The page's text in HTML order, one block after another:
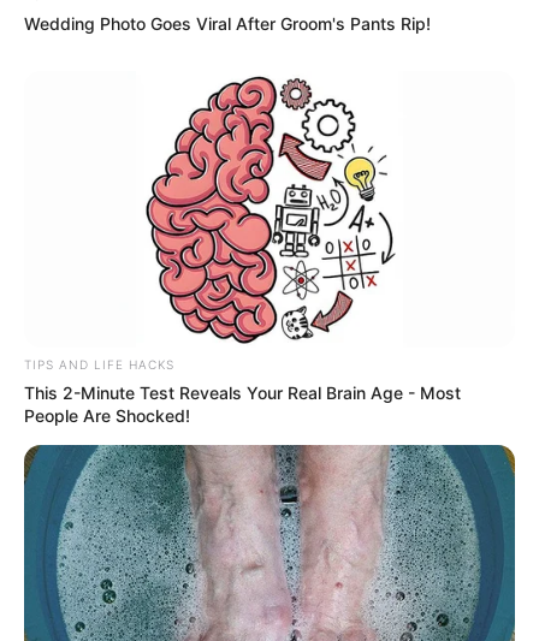
va le faire ? Mais quand on a la volonté dans la
Après, on peut changer cinquante
fois d’orientation, on peut faire plein de choses,
l’un n’empêche pas l’autre, ça ne veut pas dire
que l’on a échoué.” Un joli message.
Wedding Photo Goes Viral After Groom's Pants Rip!
TIPS AND LIFE HACKS
This 2-Minute Test Reveals Your Real Brain Age - Most
People Are Shocked!